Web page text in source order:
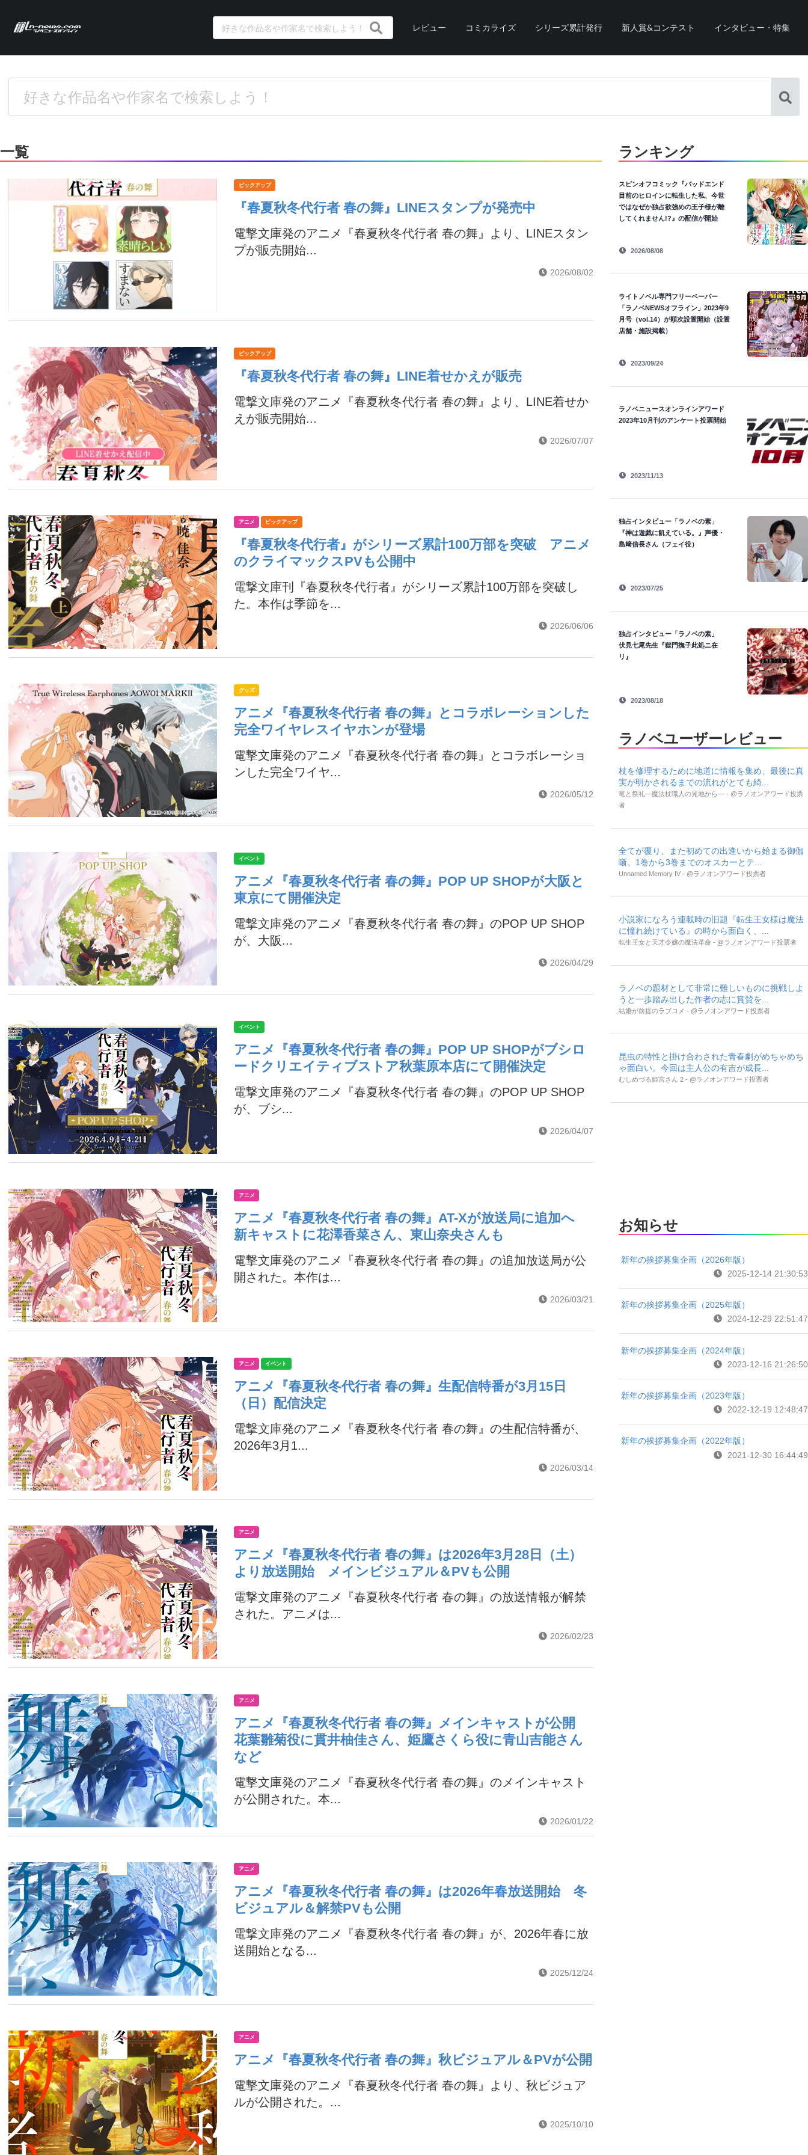
レビュー コミカライズ シリーズ累計発行 新人賞&コンテスト インタビュー・特集
一覧
ピックアップ
『春夏秋冬代行者 春の舞』LINEスタンプが発売中
電撃文庫発のアニメ『春夏秋冬代行者 春の舞』より、LINEスタン
プが販売開始...
2026/08/02
ピックアップ
『春夏秋冬代行者 春の舞』LINE着せかえが販売
電撃文庫発のアニメ『春夏秋冬代行者 春の舞』より、LINE着せか
えが販売開始...
2026/07/07
アニメ ピックアップ
『春夏秋冬代行者』がシリーズ累計100万部を突破 アニメ
のクライマックスPVも公開中
電撃文庫刊『春夏秋冬代行者』がシリーズ累計100万部を突破し
た。本作は季節を...
2026/06/06
グッズ
アニメ『春夏秋冬代行者 春の舞』とコラボレーションした
完全ワイヤレスイヤホンが登場
電撃文庫発のアニメ『春夏秋冬代行者 春の舞』とコラボレーショ
ンした完全ワイヤ...
2026/05/12
イベント
アニメ『春夏秋冬代行者 春の舞』POP UP SHOPが大阪と
東京にて開催決定
電撃文庫発のアニメ『春夏秋冬代行者 春の舞』のPOP UP SHOP
が、大阪...
2026/04/29
イベント
アニメ『春夏秋冬代行者 春の舞』POP UP SHOPがブシロ
ードクリエイティブストア秋葉原本店にて開催決定
電撃文庫発のアニメ『春夏秋冬代行者 春の舞』のPOP UP SHOP
が、ブシ...
2026/04/07
アニメ
アニメ『春夏秋冬代行者 春の舞』AT-Xが放送局に追加へ
新キャストに花澤香菜さん、東山奈央さんも
電撃文庫発のアニメ『春夏秋冬代行者 春の舞』の追加放送局が公
開された。本作は...
2026/03/21
アニメ イベント
アニメ『春夏秋冬代行者 春の舞』生配信特番が3月15日
（日）配信決定
電撃文庫発のアニメ『春夏秋冬代行者 春の舞』の生配信特番が、
2026年3月1...
2026/03/14
アニメ
アニメ『春夏秋冬代行者 春の舞』は2026年3月28日（土）
より放送開始 メインビジュアル＆PVも公開
電撃文庫発のアニメ『春夏秋冬代行者 春の舞』の放送情報が解禁
された。アニメは...
2026/02/23
アニメ
アニメ『春夏秋冬代行者 春の舞』メインキャストが公開
花葉雛菊役に貫井柚佳さん、姫鷹さくら役に青山吉能さん
など
電撃文庫発のアニメ『春夏秋冬代行者 春の舞』のメインキャスト
が公開された。本...
2026/01/22
アニメ
アニメ『春夏秋冬代行者 春の舞』は2026年春放送開始 冬
ビジュアル＆解禁PVも公開
電撃文庫発のアニメ『春夏秋冬代行者 春の舞』が、2026年春に放
送開始となる...
2025/12/24
アニメ
アニメ『春夏秋冬代行者 春の舞』秋ビジュアル＆PVが公開
電撃文庫発のアニメ『春夏秋冬代行者 春の舞』より、秋ビジュア
ルが公開された。...
2025/10/10
ランキング
スピンオフコミック『バッドエンド
目前のヒロインに転生した私、今世
ではなぜか独占欲強めの王子様が離
してくれません!?』の配信が開始
2026/08/08
ライトノベル専門フリーペーパー
「ラノベNEWSオフライン」2023年9
月号（vol.14）が順次設置開始（設置
店舗・施設掲載）
2023/09/24
ラノベニュースオンラインアワード
2023年10月刊のアンケート投票開始
2023/11/13
独占インタビュー「ラノベの素」
『神は遊戯に飢えている。』声優・
島﨑信長さん（フェイ役）
2023/07/25
独占インタビュー「ラノベの素」
伏見七尾先生『獄門撫子此処ニ在
リ』
2023/08/18
ラノベユーザーレビュー
杖を修理するために地道に情報を集め、最後に真
実が明かされるまでの流れがとても綺...
竜と祭礼―魔法杖職人の見地から― - @ラノオンアワード投票
者
全てが覆り、また初めての出逢いから始まる御伽
噺。1巻から3巻までのオスカーとテ...
Unnamed Memory IV - @ラノオンアワード投票者
小説家になろう連載時の旧題『転生王女様は魔法
に憧れ続けている』の時から面白く、...
転生王女と天才令嬢の魔法革命 - @ラノオンアワード投票者
ラノベの題材として非常に難しいものに挑戦しよ
うと一歩踏み出した作者の志に賞賛を...
結婚が前提のラブコメ - @ラノオンアワード投票者
昆虫の特性と掛け合わされた青春劇がめちゃめち
ゃ面白い。今回は主人公の有吉が成長...
むしめづる姫宮さん 2 - @ラノオンアワード投票者
お知らせ
新年の挨拶募集企画（2026年版）
2025-12-14 21:30:53
新年の挨拶募集企画（2025年版）
2024-12-29 22:51:47
新年の挨拶募集企画（2024年版）
2023-12-16 21:26:50
新年の挨拶募集企画（2023年版）
2022-12-19 12:48:47
新年の挨拶募集企画（2022年版）
2021-12-30 16:44:49